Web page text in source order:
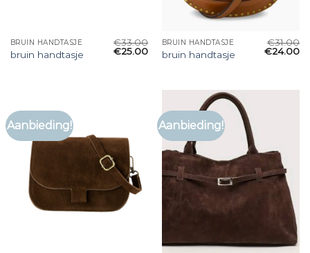
BRUIN HANDTASJE
bruin handtasje
€33.00
€25.00
BRUIN HANDTASJE
bruin handtasje
€31.00
€24.00
Aanbieding! Aanbieding!